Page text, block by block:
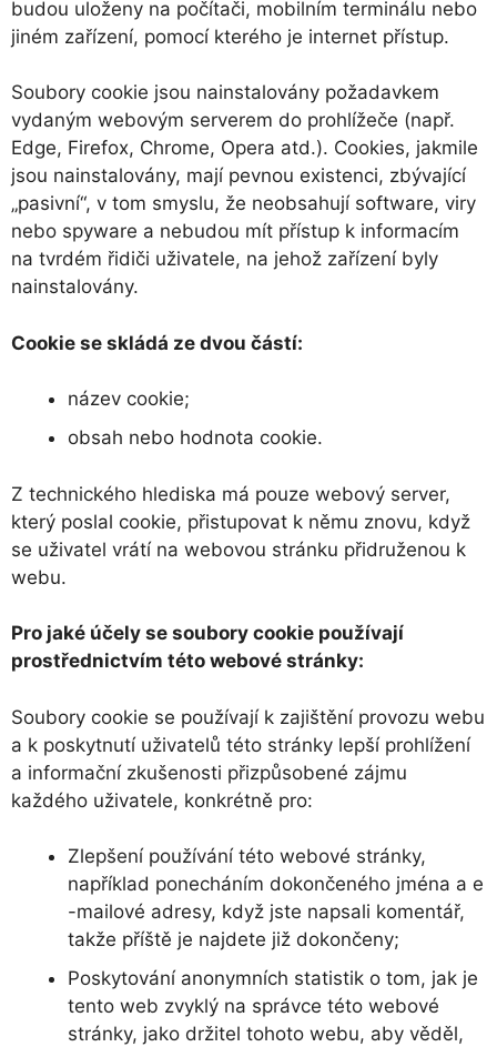
budou uloženy na počítači, mobilním terminálu nebo
jiném zařízení, pomocí kterého je internet přístup.
Soubory cookie jsou nainstalovány požadavkem
vydaným webovým serverem do prohlížeče (např.
Edge, Firefox, Chrome, Opera atd.). Cookies, jakmile
jsou nainstalovány, mají pevnou existenci, zbývající
„pasivní“, v tom smyslu, že neobsahují software, viry
nebo spyware a nebudou mít přístup k informacím
na tvrdém řidiči uživatele, na jehož zařízení byly
nainstalovány.
Cookie se skládá ze dvou částí:
název cookie;
obsah nebo hodnota cookie.
Z technického hlediska má pouze webový server,
který poslal cookie, přistupovat k němu znovu, když
se uživatel vrátí na webovou stránku přidruženou k
webu.
Pro jaké účely se soubory cookie používají
prostřednictvím této webové stránky:
Soubory cookie se používají k zajištění provozu webu
a k poskytnutí uživatelů této stránky lepší prohlížení
a informační zkušenosti přizpůsobené zájmu
každého uživatele, konkrétně pro:
Zlepšení používání této webové stránky,
například ponecháním dokončeného jména a e
-mailové adresy, když jste napsali komentář,
takže příště je najdete již dokončeny;
Poskytování anonymních statistik o tom, jak je
tento web zvyklý na správce této webové
stránky, jako držitel tohoto webu, aby věděl,